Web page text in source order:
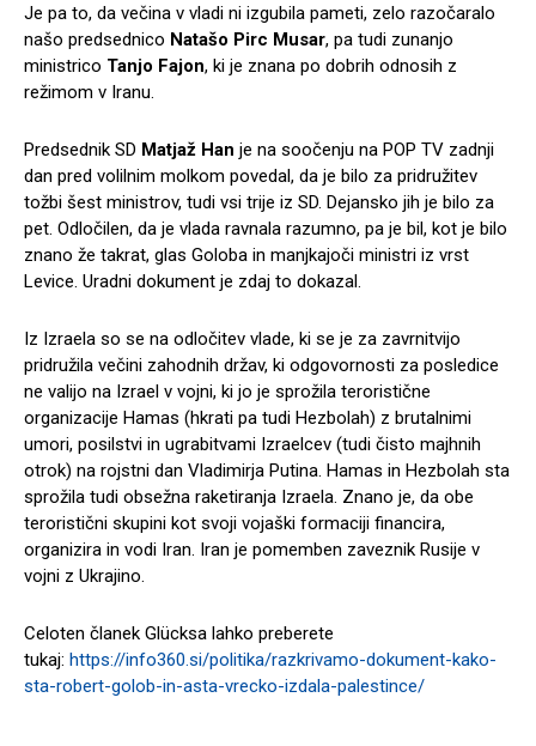
Je pa to, da večina v vladi ni izgubila pameti, zelo razočaralo
našo predsednico Natašo Pirc Musar, pa tudi zunanjo
ministrico Tanjo Fajon, ki je znana po dobrih odnosih z
režimom v Iranu.
Predsednik SD Matjaž Han je na soočenju na POP TV zadnji
dan pred volilnim molkom povedal, da je bilo za pridružitev
tožbi šest ministrov, tudi vsi trije iz SD. Dejansko jih je bilo za
pet. Odločilen, da je vlada ravnala razumno, pa je bil, kot je bilo
znano že takrat, glas Goloba in manjkajoči ministri iz vrst
Levice. Uradni dokument je zdaj to dokazal.
Iz Izraela so se na odločitev vlade, ki se je za zavrnitvijo
pridružila večini zahodnih držav, ki odgovornosti za posledice
ne valijo na Izrael v vojni, ki jo je sprožila teroristične
organizacije Hamas (hkrati pa tudi Hezbolah) z brutalnimi
umori, posilstvi in ugrabitvami Izraelcev (tudi čisto majhnih
otrok) na rojstni dan Vladimirja Putina. Hamas in Hezbolah sta
sprožila tudi obsežna raketiranja Izraela. Znano je, da obe
teroristični skupini kot svoji vojaški formaciji financira,
organizira in vodi Iran. Iran je pomemben zaveznik Rusije v
vojni z Ukrajino.
Celoten članek Glücksa lahko preberete
tukaj: https://info360.si/politika/razkrivamo-dokument-kako-
sta-robert-golob-in-asta-vrecko-izdala-palestince/